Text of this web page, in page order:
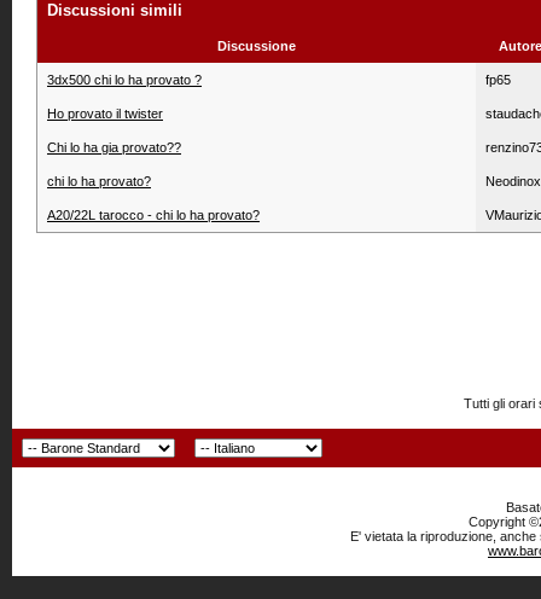
Discussioni simili
Discussione
3dx500 chi lo ha provato ? fp65
Ho provato il twister
Chi lo ha gia provato??
chi lo ha provato? Neodinox
A20/22L tarocco - chi lo ha provato?
Tutti gli orari
Copyright
E' vietata la riproduzione,